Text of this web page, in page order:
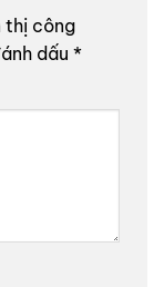
thị công
dấu *